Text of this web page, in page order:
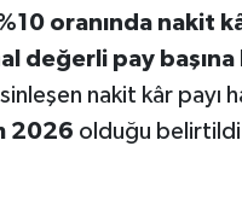
oranında nakit
değerli pay
nakit kâr payı
2026 olduğu